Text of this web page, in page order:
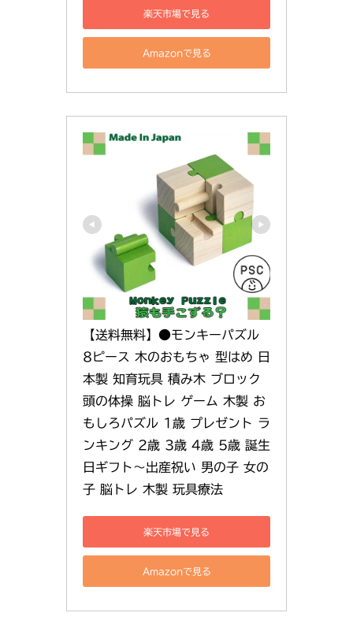
楽天市場で見る
Amazonで見る
【送料無料】●モンキーパズル
8ピース 木のおもちゃ 型はめ 日
本製 知育玩具 積み木 ブロック
頭の体操 脳トレ ゲーム 木製 お
もしろパズル 1歳 プレゼント ラ
ンキング 2歳 3歳 4歳 5歳 誕生
日ギフト〜出産祝い 男の子 女の
子 脳トレ 木製 玩具療法
楽天市場で見る
Amazonで見る